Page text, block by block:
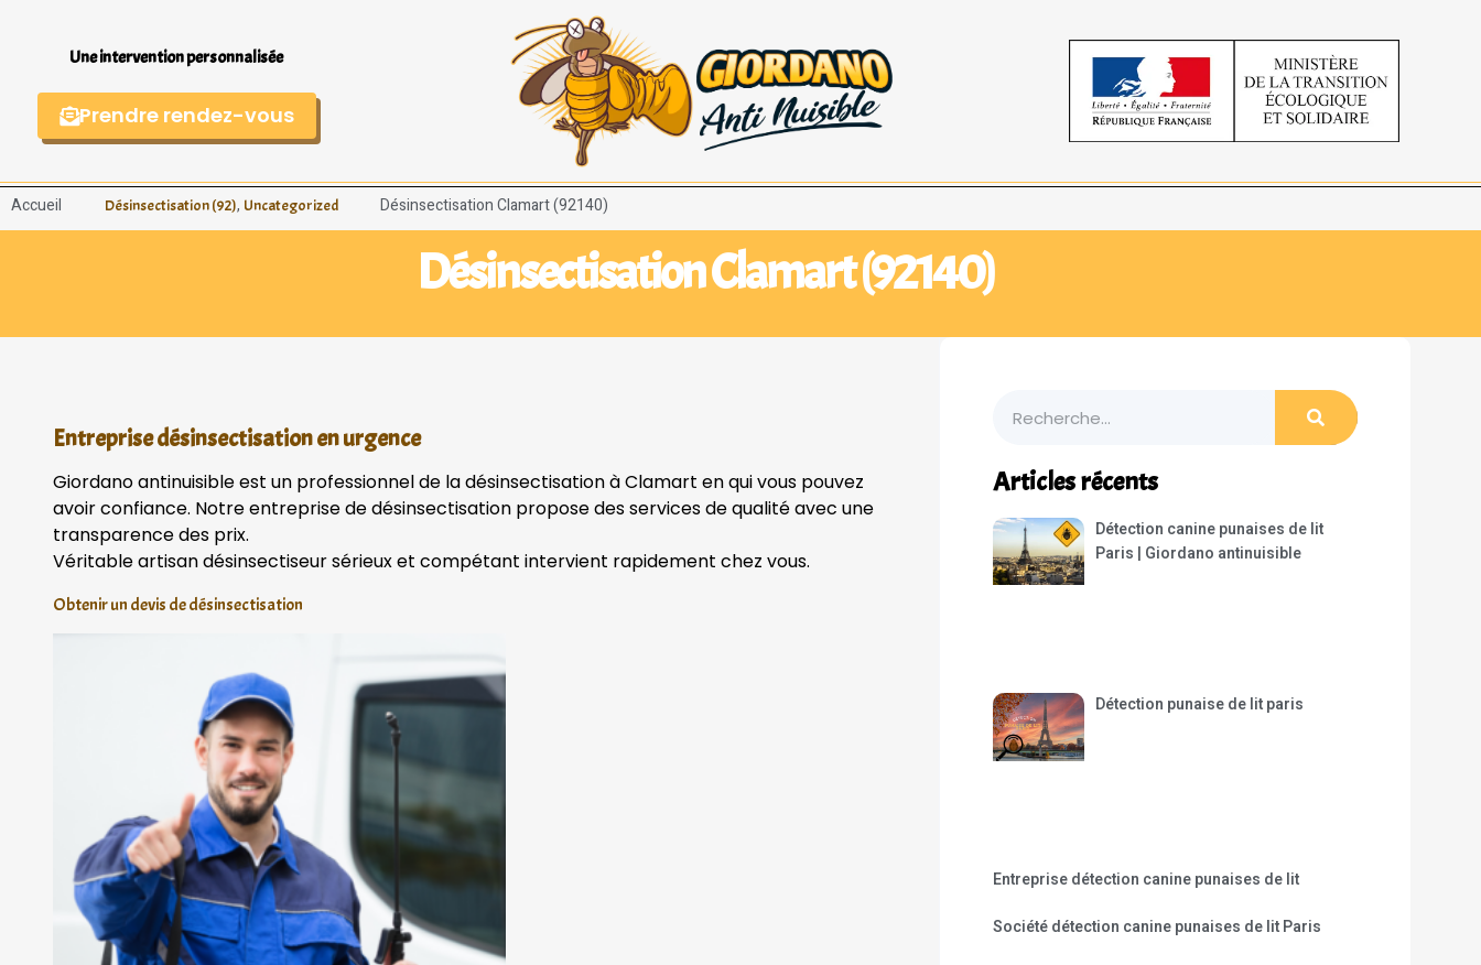
Une intervention personnalisée
Prendre rendez-vous
Accueil Désinsectisation (92), Uncategorized Désinsectisation Clamart (92140)
Désinsectisation Clamart (92140)
Entreprise désinsectisation en urgence
Giordano antinuisible est un professionnel de la désinsectisation à Clamart en qui vous pouvez
avoir confiance. Notre entreprise de désinsectisation propose des services de qualité avec une
transparence des prix.
Véritable artisan désinsectiseur sérieux et compétant intervient rapidement chez vous.
Obtenir un devis de désinsectisation
Articles récents
Détection canine punaises de lit
Paris | Giordano antinuisible
Détection punaise de lit paris
Entreprise détection canine punaises de lit
Société détection canine punaises de lit Paris